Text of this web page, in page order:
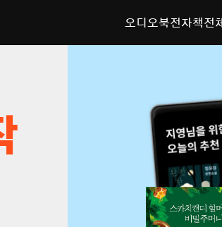
오디오북전자책전